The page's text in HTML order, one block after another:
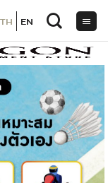
TH EN
TH EN